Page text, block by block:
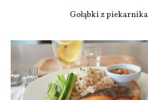
Gołąbki z piekarnika